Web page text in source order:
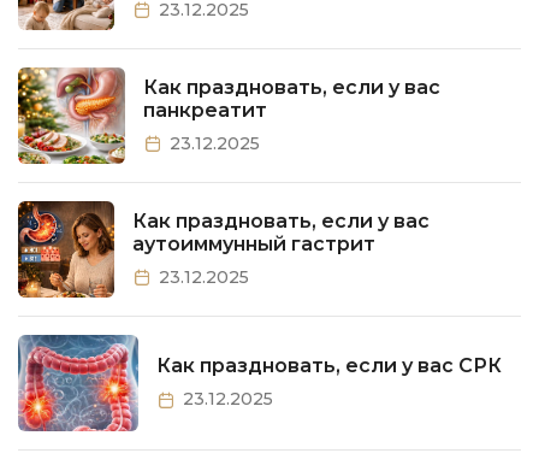
23.12.2025
Как праздновать, если у вас
панкреатит
23.12.2025
Как праздновать, если у вас
аутоиммунный гастрит
23.12.2025
Как праздновать, если у вас СРК
23.12.2025